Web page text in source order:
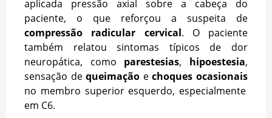
aplicada pressão axial sobre a cabeça do
paciente, o que reforçou a suspeita de
compressão radicular cervical. O paciente
também relatou sintomas típicos de dor
neuropática, como parestesias, hipoestesia,
sensação dequeimação echoques ocasionais
no membro superior esquerdo, especialmente
em C6.